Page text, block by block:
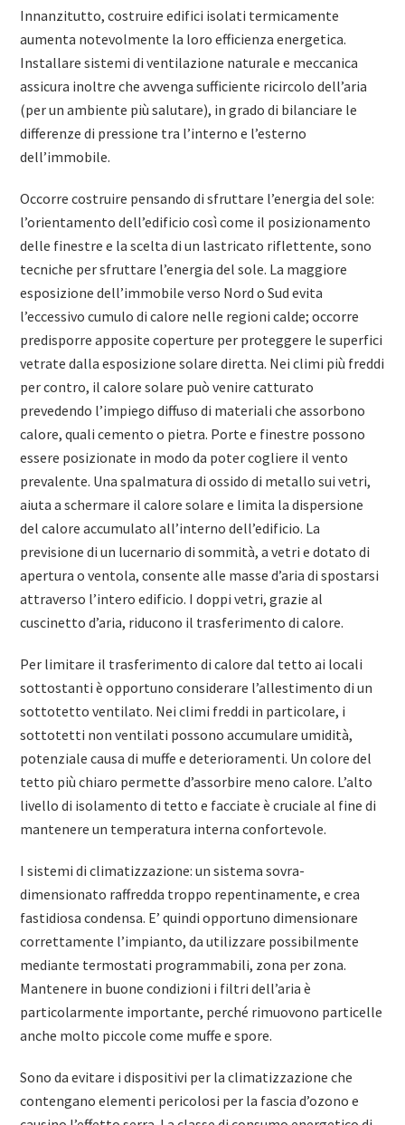
Innanzitutto, costruire edifici isolati termicamente
aumenta notevolmente la loro efficienza energetica.
Installare sistemi di ventilazione naturale e meccanica
assicura inoltre che avvenga sufficiente ricircolo dell’aria
(per un ambiente più salutare), in grado di bilanciare le
differenze di pressione tra l’interno e l’esterno
dell’immobile.
Occorre costruire pensando di sfruttare l’energia del sole:
l’orientamento dell’edificio così come il posizionamento
delle finestre e la scelta di un lastricato riflettente, sono
tecniche per sfruttare l’energia del sole. La maggiore
esposizione dell’immobile verso Nord o Sud evita
l’eccessivo cumulo di calore nelle regioni calde; occorre
predisporre apposite coperture per proteggere le superfici
vetrate dalla esposizione solare diretta. Nei climi più freddi
per contro, il calore solare può venire catturato
prevedendo l’impiego diffuso di materiali che assorbono
calore, quali cemento o pietra. Porte e finestre possono
essere posizionate in modo da poter cogliere il vento
prevalente. Una spalmatura di ossido di metallo sui vetri,
aiuta a schermare il calore solare e limita la dispersione
del calore accumulato all’interno dell’edificio. La
previsione di un lucernario di sommità, a vetri e dotato di
apertura o ventola, consente alle masse d’aria di spostarsi
attraverso l’intero edificio. I doppi vetri, grazie al
cuscinetto d’aria, riducono il trasferimento di calore.
Per limitare il trasferimento di calore dal tetto ai locali
sottostanti è opportuno considerare l’allestimento di un
sottotetto ventilato. Nei climi freddi in particolare, i
sottotetti non ventilati possono accumulare umidità,
potenziale causa di muffe e deterioramenti. Un colore del
tetto più chiaro permette d’assorbire meno calore. L’alto
livello di isolamento di tetto e facciate è cruciale al fine di
mantenere un temperatura interna confortevole.
I sistemi di climatizzazione: un sistema sovra-
dimensionato raffredda troppo repentinamente, e crea
fastidiosa condensa. E’ quindi opportuno dimensionare
correttamente l’impianto, da utilizzare possibilmente
mediante termostati programmabili, zona per zona.
Mantenere in buone condizioni i filtri dell’aria è
particolarmente importante, perché rimuovono particelle
anche molto piccole come muffe e spore.
Sono da evitare i dispositivi per la climatizzazione che
contengano elementi pericolosi per la fascia d’ozono e